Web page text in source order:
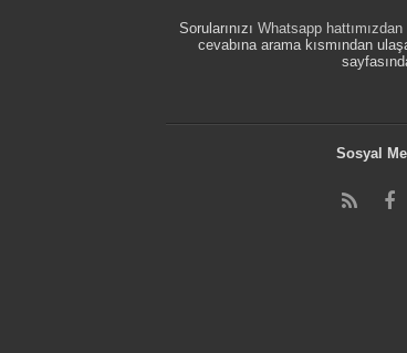
SorularınızıWhatsapp hattımızdan
cevabına arama kısmından
Sosyal